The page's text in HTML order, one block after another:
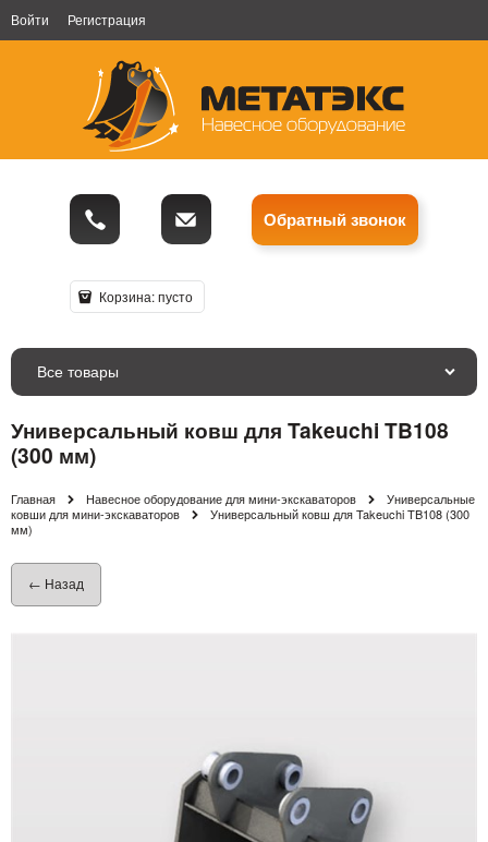
Войти Регистрация
Обратный звонок
Корзина:пусто
Все товары
Универсальный ковш для Takeuchi TB108
(300 мм)
Главная Навесное оборудование для мини-экскаваторов
Универсальные
ковши для мини-экскаваторов
Универсальный ковш для Takeuchi TB108 (300
мм)
← Назад